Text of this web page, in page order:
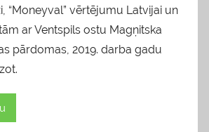
“Moneyval” vērtējumu Latvijai un
ar Ventspils ostu Magņitska
pārdomas, 2019. darba gadu